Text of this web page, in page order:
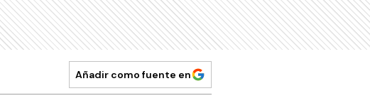
Añadir como fuente en